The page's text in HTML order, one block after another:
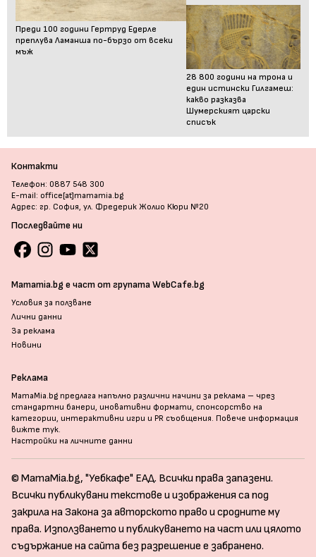
Преди 100 години Гертруд Едерле
преплува Ламанша по-бързо от всеки
мъж
28 800 години на трона и
един истински Гилгамеш:
какво разказва
Шумерският царски
списък
Контакти
Телефон: 0887 548 300
E-mail: office[at]mamamia.bg
Адрес: гр. София, ул. Фредерик Жолио Кюри №20
Последвайте ни
Mamamia.bg е част от групата WebCafe.bg
Условия за ползване
Лични данни
За реклама
Новини
Реклама
MamaMia.bg предлага напълно различни начини за реклама – чрез
стандартни банери, иновативни формати, спонсорство на
категории, интерактивни игри и PR съобщения. Повече информация
вижте тук.
Настройки на личните данни
© MamaMia.bg, "Уебкафе" ЕАД. Всички права запазени.
Всички публикувани текстове и изображения са под
закрила на Закона за авторското право и сродните му
права. Използването и публикуването на част или цялото
съдържание на сайта без разрешение е забранено.